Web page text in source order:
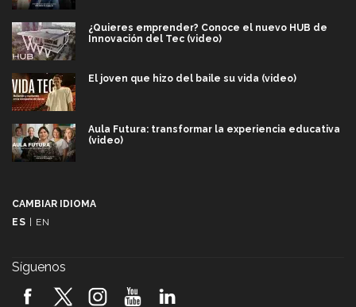
¿Quieres emprender? Conoce el nuevo HUB de
Innovación del Tec (video)
El joven que hizo del baile su vida (video)
Aula Futura: transformar la experiencia educativa
(video)
2026! (video)
CAMBIAR IDIOMA
ES | EN
Síguenos